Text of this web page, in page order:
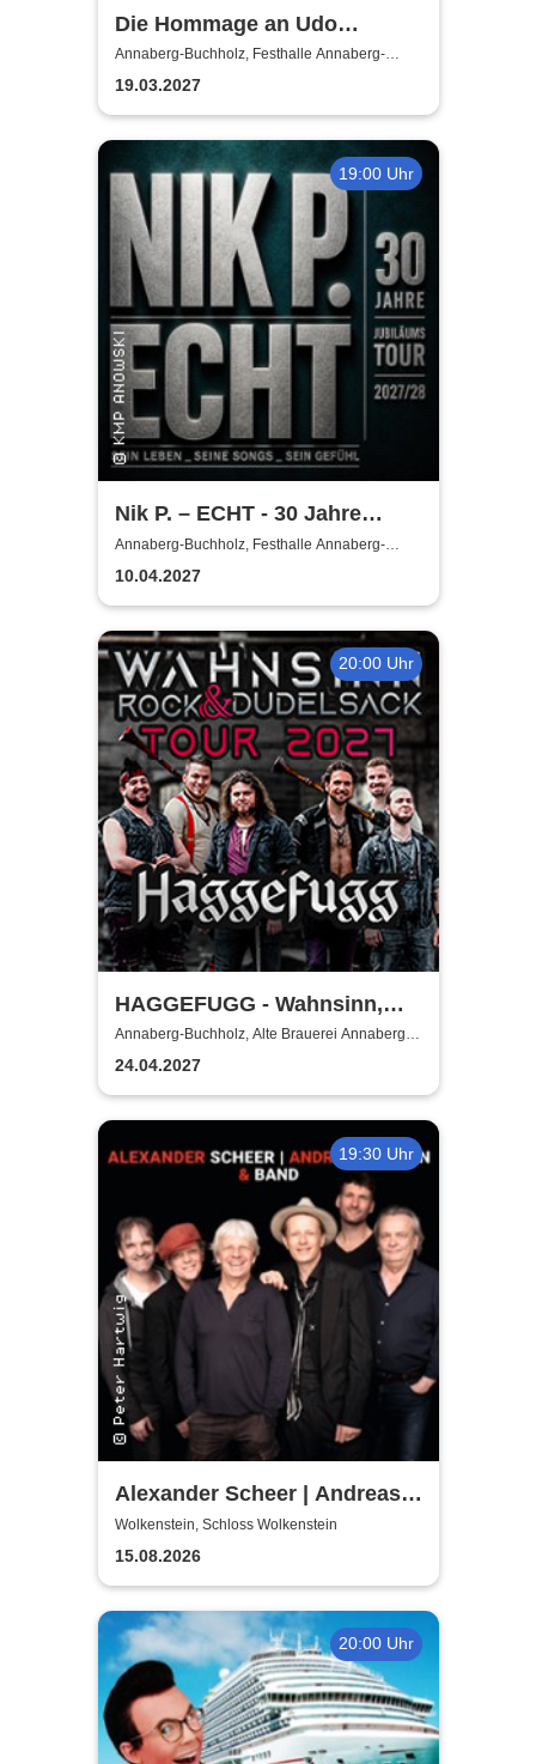
Die Hommage an Udo
Jürgens - Das Konzert mit
Alex Parker
Annaberg-Buchholz, Festhalle Annaberg-
Buchholz
19.03.2027
19:00 Uhr
Nik P. – ECHT - 30 Jahre
Jubiläumstour 2027/28
Annaberg-Buchholz, Festhalle Annaberg-
Buchholz
10.04.2027
20:00 Uhr
HAGGEFUGG - Wahnsinn,
Rock & Dudelsack Tour 2027
Annaberg-Buchholz, Alte Brauerei Annaberg-
Buchholz
24.04.2027
19:30 Uhr
Alexander Scheer | Andreas
Dresen & Band spielen (nicht
nur) Gundermann
Wolkenstein, Schloss Wolkenstein
15.08.2026
20:00 Uhr